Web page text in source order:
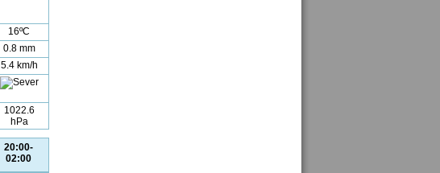
16ºC
0.8 mm
5.4 km/h
1022.6
hPa
20:00-
02:00